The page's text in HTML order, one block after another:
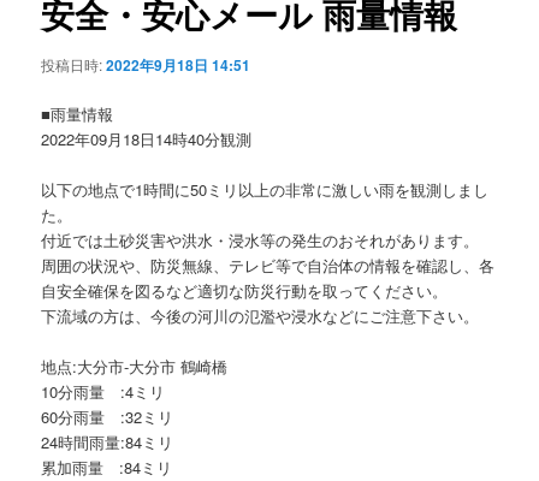
ー
ョ
安全・安心メール 雨量情報
投稿日時:2022年9月18日 14:51
■雨量情報
2022年09月18日14時40分観測
以下の地点で1時間に50ミリ以上の非常に激しい雨を観測しまし
た。
付近では土砂災害や洪水・浸水等の発生のおそれがあります。
周囲の状況や、防災無線、テレビ等で自治体の情報を確認し、各
自安全確保を図るなど適切な防災行動を取ってください。
下流域の方は、今後の河川の氾濫や浸水などにご注意下さい。
地点:大分市-大分市 鶴崎橋
10分雨量 :4ミリ
60分雨量 :32ミリ
24時間雨量:84ミリ
累加雨量 :84ミリ